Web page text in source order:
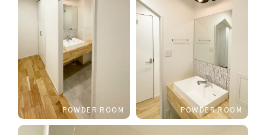
POWDER ROOM POWDER ROOM